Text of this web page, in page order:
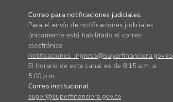
Correo para notificaciones judiciales:
Para el envío de notificaciones judiciales
únicamente está habilitado el correo
electrónico
notificaciones_ingreso@superfinanciera.gov.co
El horario de este canal es de 8:15 a.m. a
5:00 p.m.
Correo institucional:
super@superfinanciera.gov.co